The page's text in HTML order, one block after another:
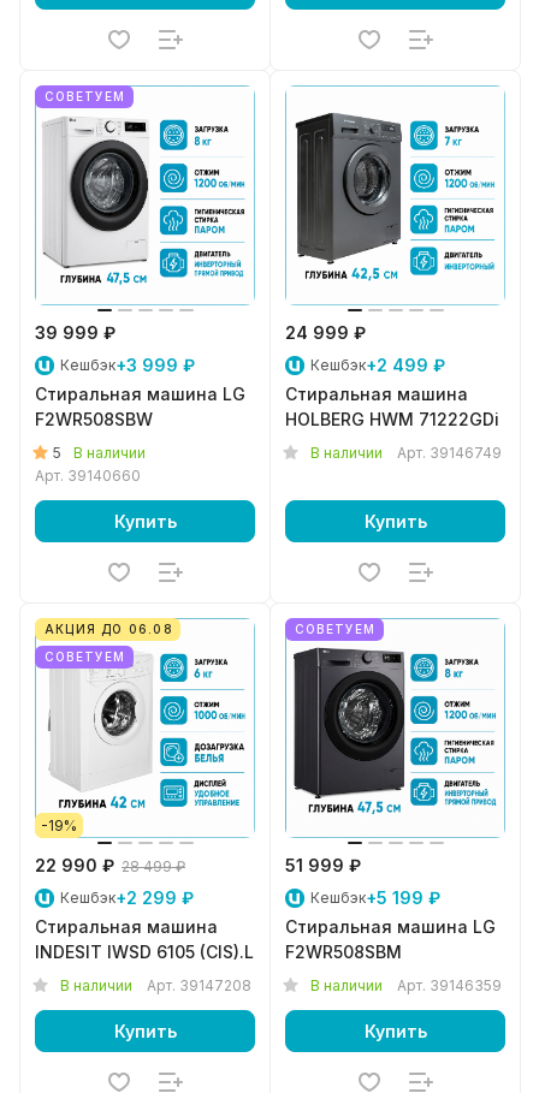
СОВЕТУЕМ
39 999 ₽
Кешбэк+3 999 ₽
Стиральная машина LG
F2WR508SBW
5
В наличии
Арт. 39140660
Купить
24 999 ₽
Кешбэк+2 499 ₽
Стиральная машина
HOLBERG HWM 71222GDi
В наличии Арт. 39146749
Купить
АКЦИЯ ДО 06.08
СОВЕТУЕМ
-19%
22 990 ₽ 28 499 ₽
Кешбэк+2 299 ₽
Стиральная машина
INDESIT IWSD 6105 (CIS).L
В наличии Арт. 39147208
Купить
СОВЕТУЕМ
51 999 ₽
Кешбэк+5 199 ₽
Стиральная машина LG
F2WR508SBM
В наличии Арт. 39146359
Купить